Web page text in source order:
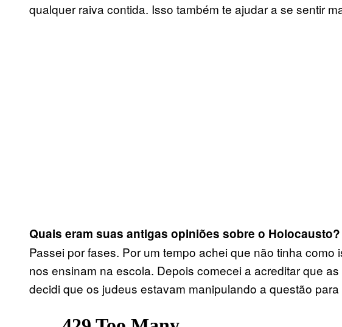
qualquer raiva contida. Isso também te ajudar a se sentir
Quais eram suas antigas opiniões sobre o Holocausto?
Passei por fases. Por um tempo achei que não tinha como
nos ensinam na escola. Depois comecei a acreditar que
decidi que os judeus estavam manipulando a questão